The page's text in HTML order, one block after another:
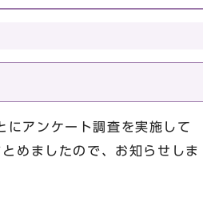
アンケート調査を実施して
めましたので、お知らせしま